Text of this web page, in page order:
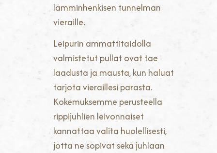
lämminhenkisen tunnelman
vieraille.
Leipurin ammattitaidolla
valmistetut pullat ovat tae
laadusta ja mausta, kun haluat
tarjota vieraillesi parasta.
Kokemuksemme perusteella
rippijuhlien leivonnaiset
kannattaa valita huolellisesti,
jotta ne sopivat sekä juhlaan